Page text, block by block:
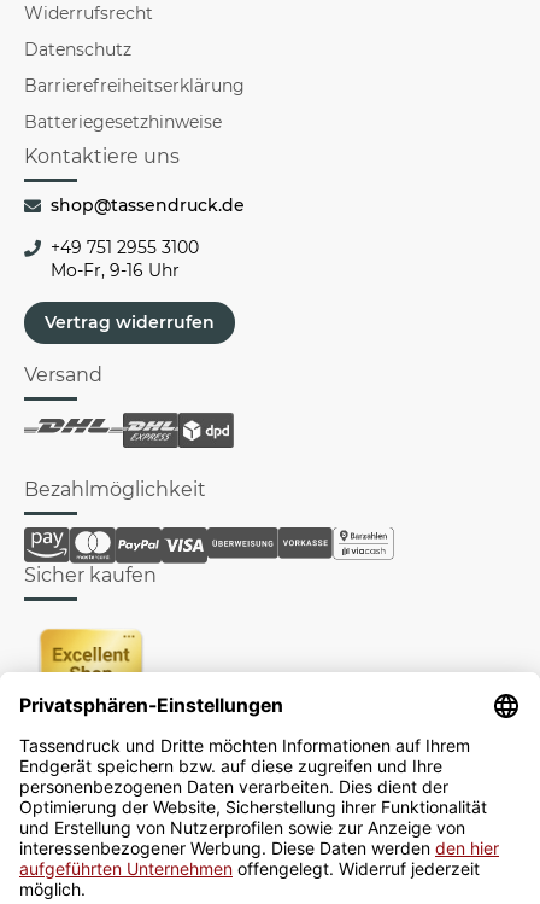
Widerrufsrecht
Datenschutz
Barrierefreiheitserklärung
Batteriegesetzhinweise
Kontaktiere uns
shop@tassendruck.de
+49 751 2955 3100
Mo-Fr, 9-16 Uhr
Vertrag widerrufen
Versand
Bezahlmöglichkeit
Sicher kaufen
Newsletter